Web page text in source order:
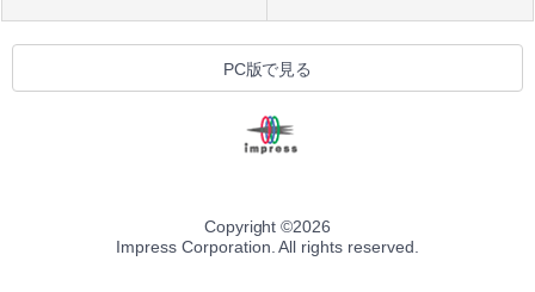
PC版で見る
Copyright ©2026
Impress Corporation. All rights reserved.